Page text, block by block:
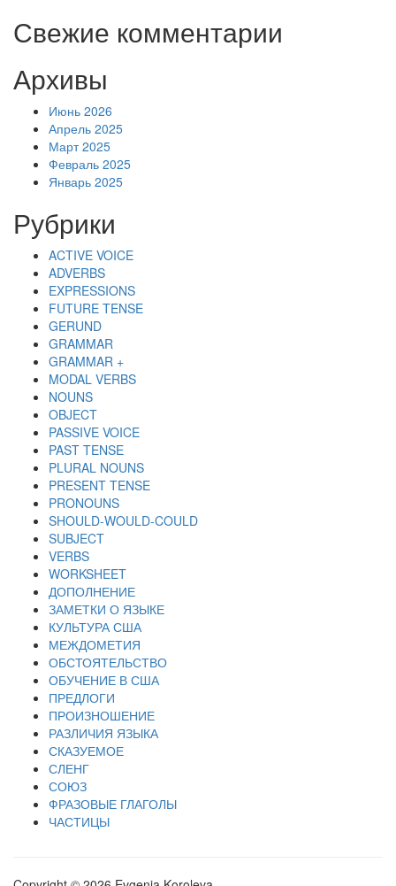
Свежие комментарии
Архивы
Июнь 2026
Апрель 2025
Март 2025
Февраль 2025
Январь 2025
Рубрики
ACTIVE VOICE
ADVERBS
EXPRESSIONS
FUTURE TENSE
GERUND
GRAMMAR
GRAMMAR +
MODAL VERBS
NOUNS
OBJECT
PASSIVE VOICE
PAST TENSE
PLURAL NOUNS
PRESENT TENSE
PRONOUNS
SHOULD-WOULD-COULD
SUBJECT
VERBS
WORKSHEET
ДОПОЛНЕНИЕ
ЗАМЕТКИ О ЯЗЫКЕ
КУЛЬТУРА США
МЕЖДОМЕТИЯ
ОБСТОЯТЕЛЬСТВО
ОБУЧЕНИЕ В США
ПРЕДЛОГИ
ПРОИЗНОШЕНИЕ
РАЗЛИЧИЯ ЯЗЫКА
СКАЗУЕМОЕ
СЛЕНГ
СОЮЗ
ФРАЗОВЫЕ ГЛАГОЛЫ
ЧАСТИЦЫ